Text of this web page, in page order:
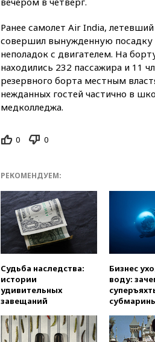
Ранее самолет Air India,
совершил вынужденную посадку
неполадок с двигателем. На
находились 232 пассажира и 11
резервного борта местным
нежданных гостей частично в
медколледжа.
0 0
РЕКОМЕНДУЕМ:
Судьба наследства:
истории
удивительных
завещаний
Бизнес
воду: